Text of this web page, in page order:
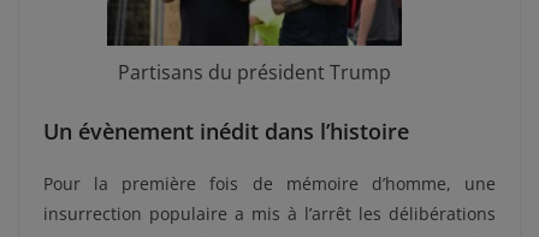
Partisans du président Trump
Un évènement inédit dans l’histoire
Pour la première fois de mémoire d’homme, une
insurrection populaire a mis à l’arrêt les délibérations